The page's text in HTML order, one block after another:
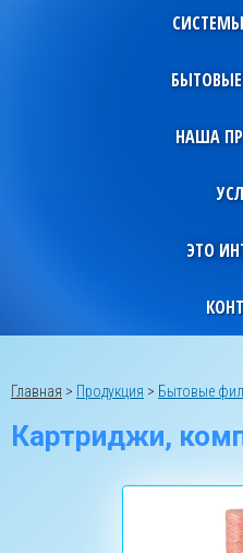
НАША
ЭТО
Главная > Продукция > Бытовые
Картриджи,